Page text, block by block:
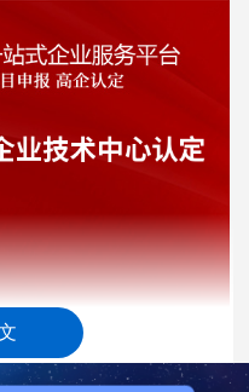
真创新+强实效"